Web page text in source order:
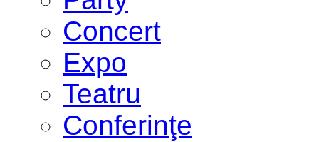
Concert
Expo
Teatru
Conferinţe